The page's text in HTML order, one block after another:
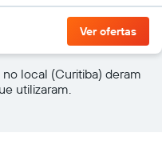
Ver ofertas
local (Curitiba) deram
utilizaram.